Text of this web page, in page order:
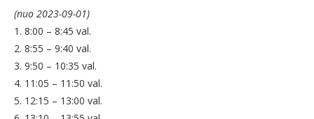
(nuo 2023-09-01)
1. 8:00 – 8:45 val.
2. 8:55 – 9:40 val.
3. 9:50 – 10:35 val.
4. 11:05 – 11:50 val.
5. 12:15 – 13:00 val.